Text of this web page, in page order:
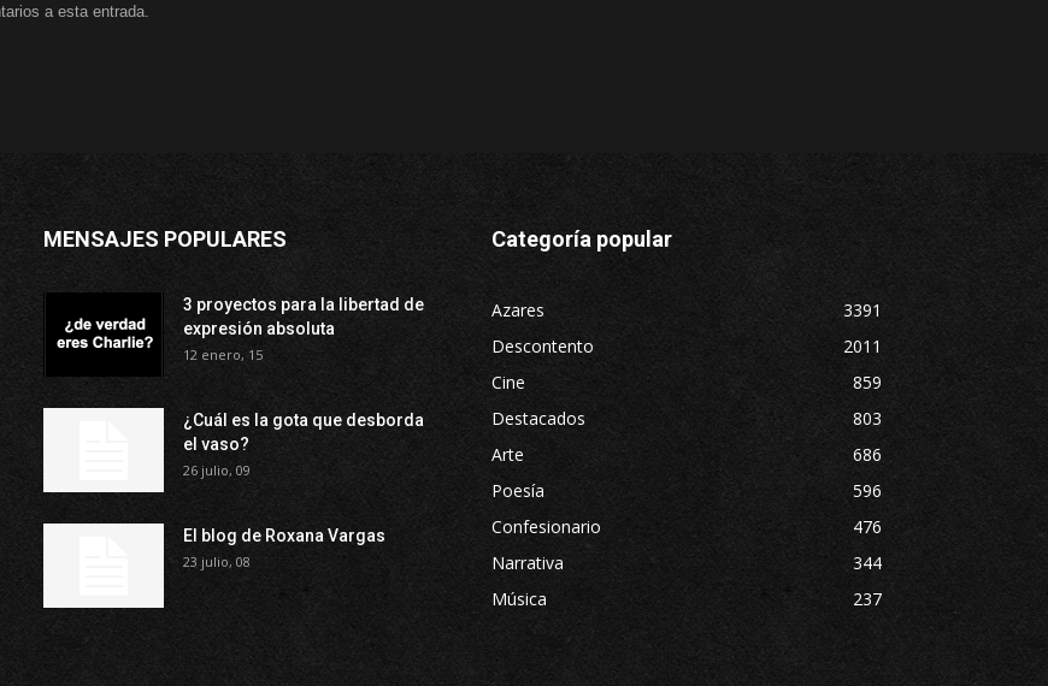
a esta entrada.
MENSAJES POPULARES
3 proyectos para la libertad de
expresión absoluta
12 enero, 15
¿Cuál es la gota que desborda
el vaso?
26 julio, 09
El blog de Roxana Vargas
23 julio, 08
Categoría popular
Azares
3391
Descontento
2011
Cine
859
Destacados
803
Arte
686
Poesía
596
Confesionario
476
Narrativa
344
Música
237